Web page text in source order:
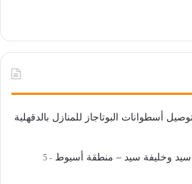
أسطوانات البوتاجاز للمنازل بالدقهلية
سيد وخليفة سيد – منطقة أسيوط
5